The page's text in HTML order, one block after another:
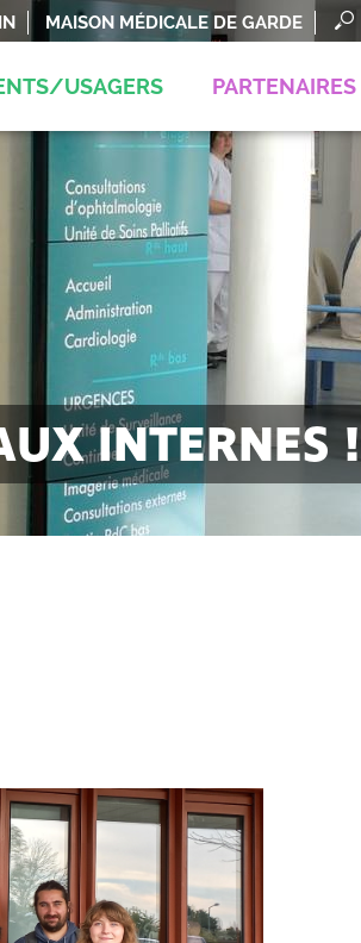
MAISON MÉDICALE DE GARDE
USAGERS PARTENAIRES
INTERNES !